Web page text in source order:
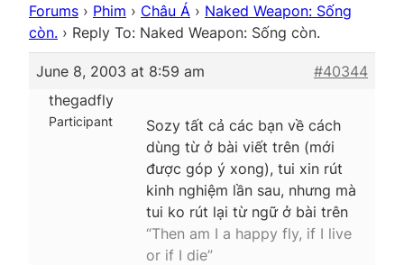
Forums › Phim › Châu Á › Naked Weapon: Sống
còn. › Reply To: Naked Weapon: Sống còn.
June 8, 2003 at 8:59 am
#40344
thegadfly
Participant
Sozy tất cả các bạn về cách
dùng từ ở bài viết trên (mới
được góp ý xong), tui xin rút
kinh nghiệm lần sau, nhưng mà
tui ko rút lại từ ngữ ở bài trên
“Then am I a happy fly, if I live
or if I die”